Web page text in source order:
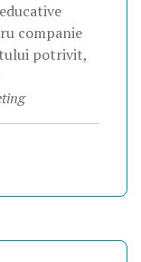
companie
potrivit,